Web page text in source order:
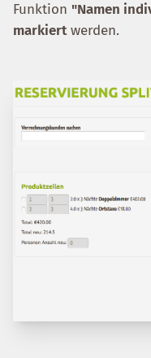
Funktion "Namen
markiertwerden.